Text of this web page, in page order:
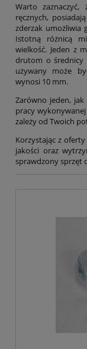
Warto
ręcznych,
zderzak umożliwia
Istotną różnicą
wielkość. Jeden z
drutom o średnicy
używany może
wynosi 10 mm.
Zarówno jeden,
pracy
zależy od Twoich
Korzystając z
jakości oraz
sprawdzony sprzęt